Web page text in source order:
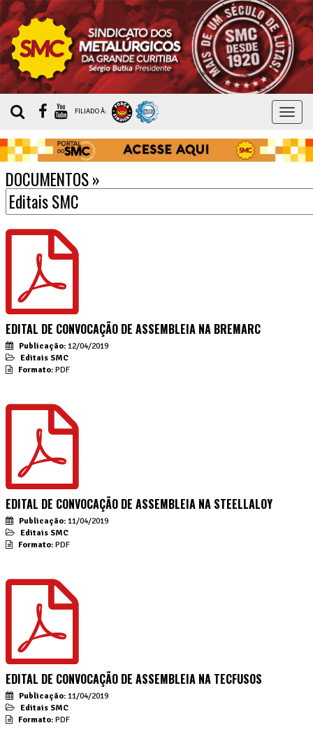
MENU
FILIADO À:
DOCUMENTOS»
EDITAL DE CONVOCAÇÃO DE ASSEMBLEIA NA BREMARC
Publicação: 12/04/2019
Editais SMC
Formato: PDF
EDITAL DE CONVOCAÇÃO DE ASSEMBLEIA NA STEELLALOY
Publicação: 11/04/2019
Editais SMC
Formato: PDF
EDITAL DE CONVOCAÇÃO DE ASSEMBLEIA NA TECFUSOS
Publicação: 11/04/2019
Editais SMC
Formato: PDF